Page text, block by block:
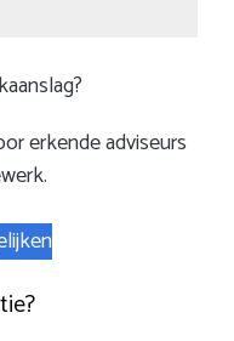
erkende adviseurs